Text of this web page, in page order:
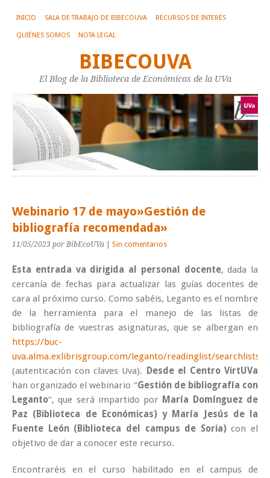
INICIO SALA DE TRABAJO DE BIBECOUVA RECURSOS DE INTERÉS
QUIÉNES SOMOS NOTA LEGAL
BIBECOUVA
El Blog de la Biblioteca de Económicas de la UVa
Webinario 17 de mayo»Gestión de
bibliografía recomendada»
11/05/2023 por BibEcoUVa Sin comentarios
Esta entrada va dirigida al personal docente, dada la
cercanía de fechas para actualizar las guías docentes de
cara al próximo curso. Como sabéis, Leganto es el nombre
de la herramienta para el manejo de las listas de
bibliografía de vuestras asignaturas, que se albergan en
https://buc-
uva.alma.exlibrisgroup.com/leganto/readinglist/searchlists
(autenticación con claves Uva).
Desde el Centro VirtUVa
han organizado el webinario “Gestión de bibliografía con
Leganto”, que será impartido por María Domínguez de
Paz (Biblioteca de Económicas) y María Jesús de la
Fuente León (Biblioteca del campus de Soria)con el
objetivo de dar a conocer este recurso.
Encontraréis en el curso habilitado en el campus de